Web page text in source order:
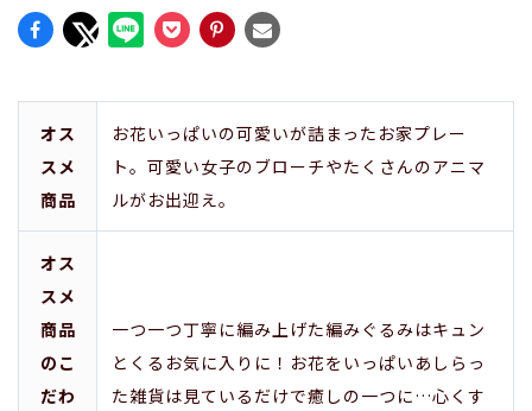
オス
スメ
商品
お花いっぱいの可愛いが詰まったお家プレー
ト。可愛い女子のブローチやたくさんのアニマ
ルがお出迎え。
オス
スメ
商品
のこ
だわ
一つ一つ丁寧に編み上げた編みぐるみはキュン
とくるお気に入りに！お花をいっぱいあしらっ
た雑貨は見ているだけで癒しの一つに…心くす